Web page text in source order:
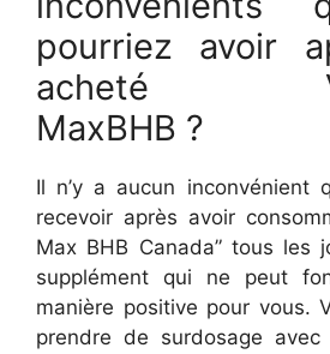
pourriez avoir
acheté
MaxBHB ?
Il n’y a aucun inconvénient
recevoir après avoir
Max BHB Canada” tous les
supplément qui ne peut
manière positive pour vous.
prendre de surdosage